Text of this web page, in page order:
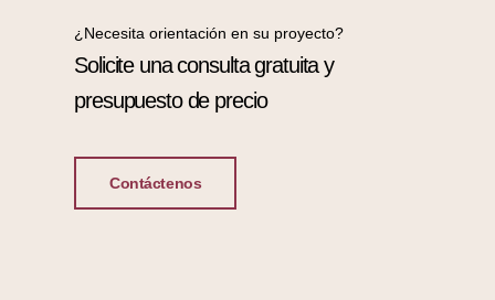
¿Necesita orientación en su proyecto?
Solicite una consulta gratuita y
presupuesto de precio
Contáctenos